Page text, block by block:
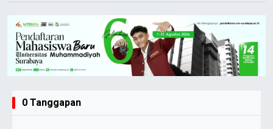
0 Tanggapan